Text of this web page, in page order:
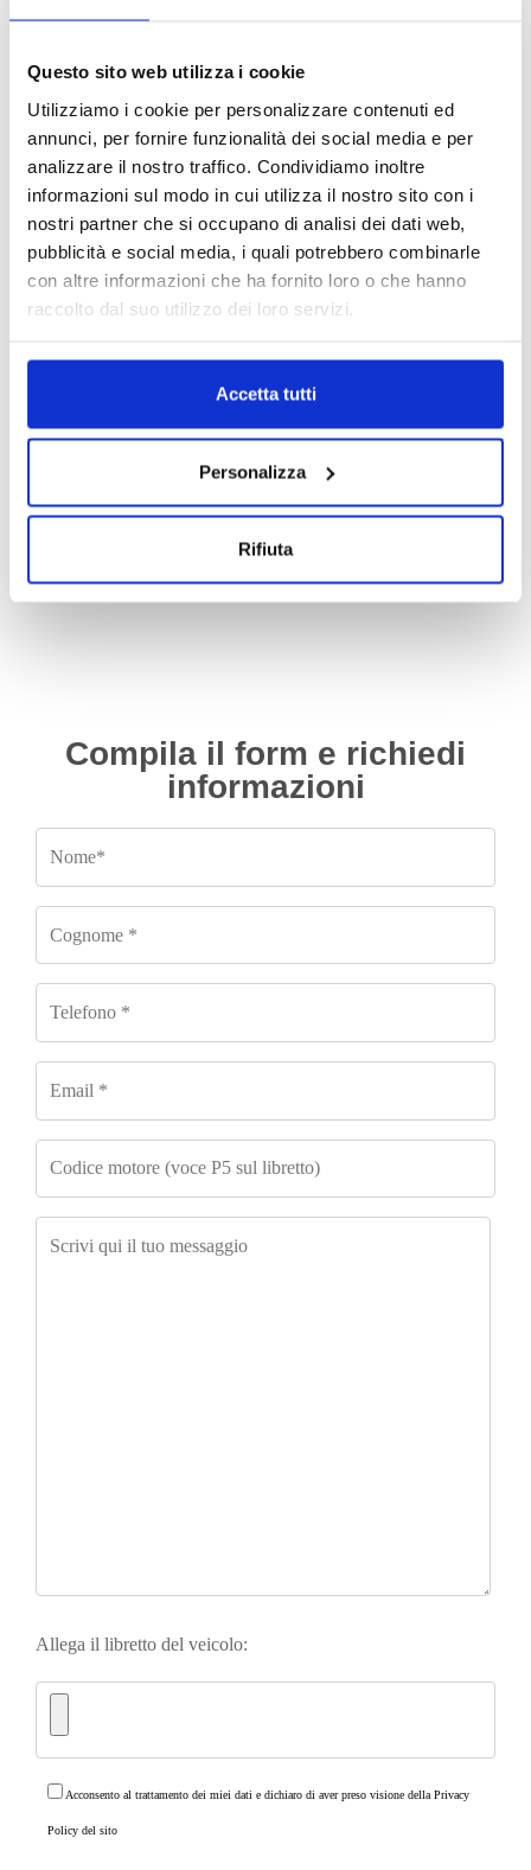
Questo sito web utilizza i cookie
Utilizziamo i cookie per personalizzare contenuti ed
annunci, per fornire funzionalità dei social media e per
analizzare il nostro traffico. Condividiamo inoltre
informazioni sul modo in cui utilizza il nostro sito con i
nostri partner che si occupano di analisi dei dati web,
pubblicità e social media, i quali potrebbero combinarle
con altre informazioni che ha fornito loro o che hanno
raccolto dal suo utilizzo dei loro servizi.
Accetta tutti
Personalizza
Rifiuta
Motori
Motore Fiat Idea 188B2000
Da 400.00 € IVA esclusa
Motore Peugeot 107 1KR coppa
in ferro con valvola EGR dal
2005/2012 1.0 benzina
Da 330.00€ IVA esclusa
Motori
in ferro con valvola EGR dal
Motori
2008/2012 3.0 diesel
Da 2,000.00€ IVA esclusa
Compila il form e richiedi
informazioni
Allega il libretto del veicolo:
Acconsento al trattamento dei miei dati e dichiaro di aver preso visione dellaPrivacy
Policy del sito